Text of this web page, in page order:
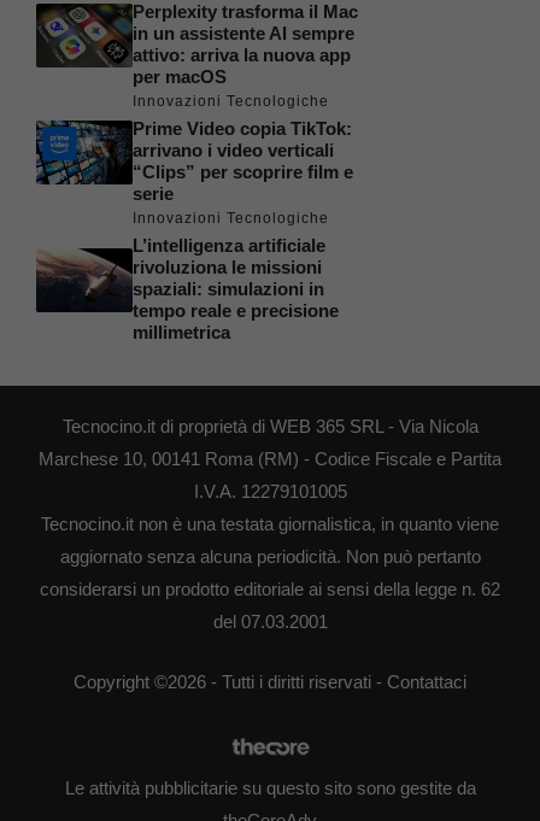
Perplexity trasforma il Mac
in un assistente AI sempre
attivo: arriva la nuova app
per macOS
Innovazioni Tecnologiche
Prime Video copia TikTok:
arrivano i video verticali
“Clips” per scoprire film e
serie
Innovazioni Tecnologiche
L’intelligenza artificiale
rivoluziona le missioni
spaziali: simulazioni in
tempo reale e precisione
millimetrica
Tecnocino.it di proprietà di WEB 365 SRL - Via Nicola
Marchese 10, 00141 Roma (RM) - Codice Fiscale e Partita
I.V.A. 12279101005
Tecnocino.it non è una testata giornalistica, in quanto viene
aggiornato senza alcuna periodicità. Non può pertanto
considerarsi un prodotto editoriale ai sensi della legge n. 62
del 07.03.2001
Copyright ©2026 - Tutti i diritti riservati - Contattaci
Le attività pubblicitarie su questo sito sono gestite da